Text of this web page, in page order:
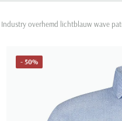
Industry overhemd lichtblauw wave
- 50%